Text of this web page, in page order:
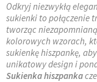
Odkryj niezwykłą
sukienki to połączenie
tworząc
kolorowych wzorach,
sukienkę hiszpankę,
unikatowy design i
Sukienka hiszpanka